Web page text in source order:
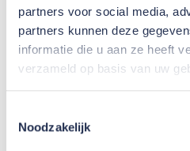
partners voor social media,
partners kunnen deze
informatie die u aan ze heeft
verzameld op basis van uw
Noodzakelijk
bewoner zelf het lintje
symbool voor de start van
Het project werd
diverse partners. Samen
en toekomstbestendig